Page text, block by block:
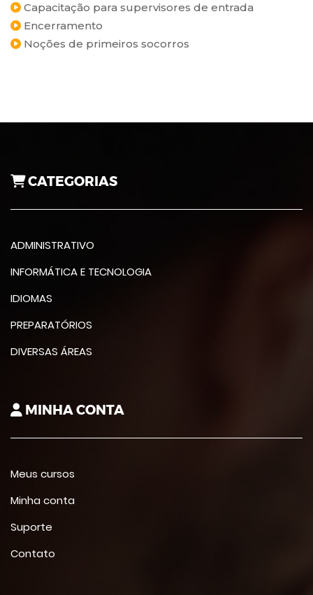
Capacitação para supervisores de entrada
Encerramento
Noções de primeiros socorros
CATEGORIAS
ADMINISTRATIVO
INFORMÁTICA E TECNOLOGIA
IDIOMAS
PREPARATÓRIOS
DIVERSAS ÁREAS
MINHA CONTA
Meus cursos
Minha conta
Suporte
Contato